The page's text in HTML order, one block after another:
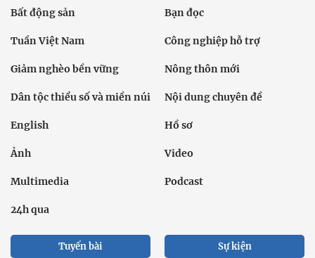
Bất động sản Bạn đọc
Tuần Việt Nam Công nghiệp hỗ trợ
Giảm nghèo bền vững Nông thôn mới
Dân tộc thiểu số và miền núi Nội dung chuyên đề
English Hồ sơ
Ảnh Video
Multimedia Podcast
24h qua
Tuyến bài Sự kiện